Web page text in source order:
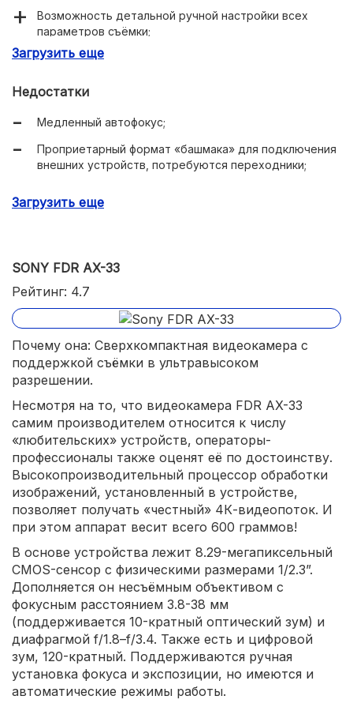
Возможность детальной ручной настройки всех
параметров съёмки;
Есть режим ночной съёмки и инфракрасная
Загрузить еще
Недостатки
Медленный автофокус;
Проприетарный формат «башмака» для подключения
внешних устройств, потребуются переходники;
устройств дистанционного управления, стандартные
Загрузить еще
SONY FDR AX-33
Рейтинг: 4.7
Почему она: Сверхкомпактная видеокамера с
поддержкой съёмки в ультравысоком
разрешении.
Несмотря на то, что видеокамера FDR AX-33
самим производителем относится к числу
«любительских» устройств, операторы-
профессионалы также оценят её по достоинству.
Высокопроизводительный процессор обработки
изображений, установленный в устройстве,
позволяет получать «честный» 4К-видеопоток. И
при этом аппарат весит всего 600 граммов!
В основе устройства лежит 8.29-мегапиксельный
CMOS-сенсор с физическими размерами 1/2.3”.
Дополняется он несъёмным объективом с
фокусным расстоянием 3.8-38 мм
(поддерживается 10-кратный оптический зум) и
диафрагмой f/1.8–f/3.4. Также есть и цифровой
зум, 120-кратный. Поддерживаются ручная
установка фокуса и экспозиции, но имеются и
автоматические режимы работы.